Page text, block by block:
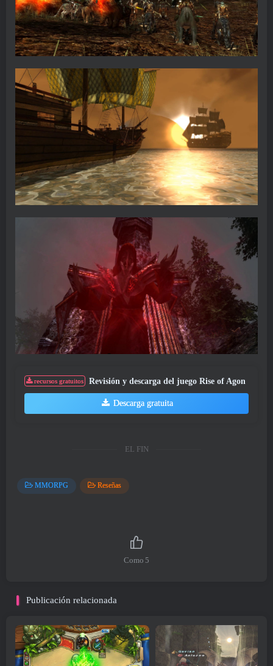
recursos gratuitos Revisión y descarga del juego Rise of Agon
Descarga gratuita
EL FIN
MMORPG Reseñas
Como 5
Publicación relacionada